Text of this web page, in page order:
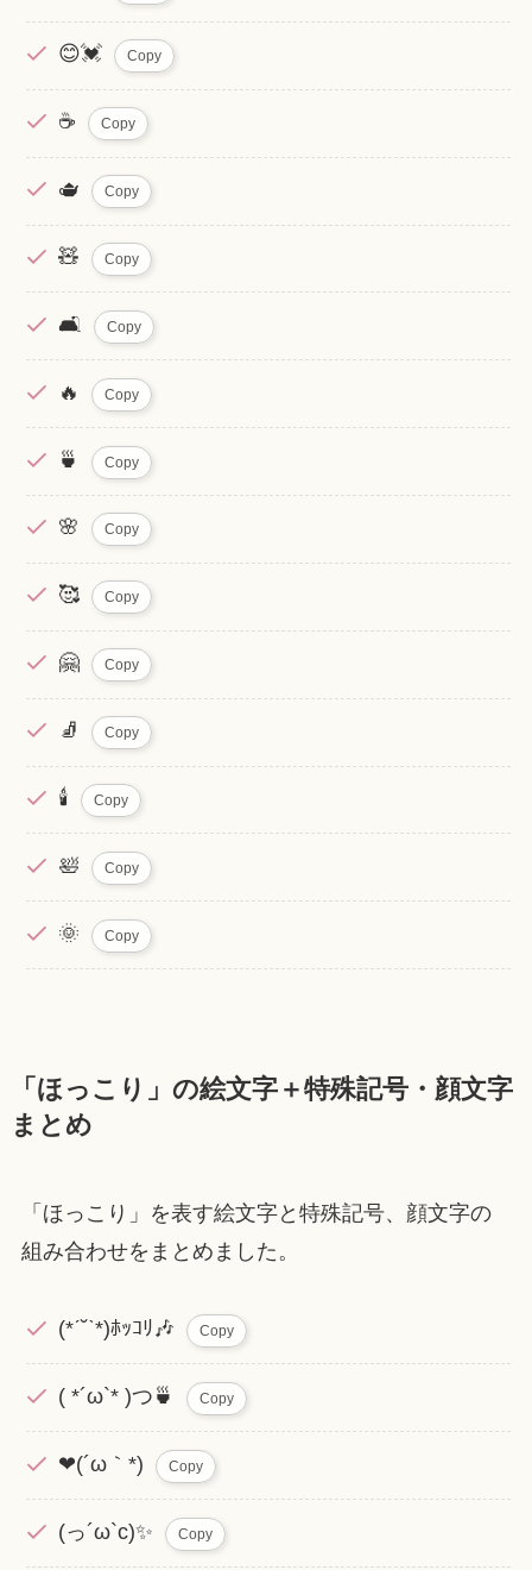
😊💓 Copy
☕ Copy
🫖 Copy
🧸 Copy
🛋️ Copy
🔥 Copy
🍵 Copy
🌸 Copy
🥰 Copy
🤗 Copy
🧦 Copy
🕯️ Copy
🛀 Copy
🌞 Copy
「ほっこり」の絵文字＋特殊記号・顔文字
まとめ
「ほっこり」を表す絵文字と特殊記号、顔文字の
組み合わせをまとめました。
(*ˊ˘ˋ*)ﾎｯｺﾘ🎶 Copy
( *´ω`* )つ🍵 Copy
❤(´ω｀*) Copy
(っ´ω`c)✨ Copy